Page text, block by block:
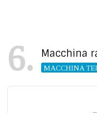
6 Macchina
MACCHINA